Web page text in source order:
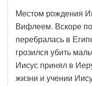
Местом рождения
Вифлеем. Вскоре
перебралась в
грозился убить
Иисус принял в
жизни и учении